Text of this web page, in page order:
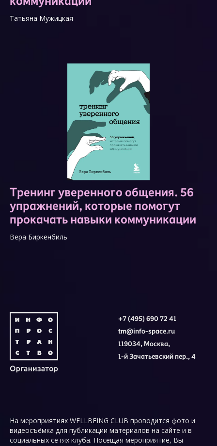
Татьяна Мужицкая
Тренинг уверенного общения. 56
упражнений, которые помогут
прокачать навыки коммуникации
Вера Биркенбиль
+7 (495) 690 72 41
tm@info-space.ru
119034, Москва,
1-й Зачатьевский пер., 4
На мероприятиях WELLBEING CLUB проводится фото и
видеосъёмка для публикации материалов на сайте и в
социальных сетях клуба. Посещая мероприятие, Вы